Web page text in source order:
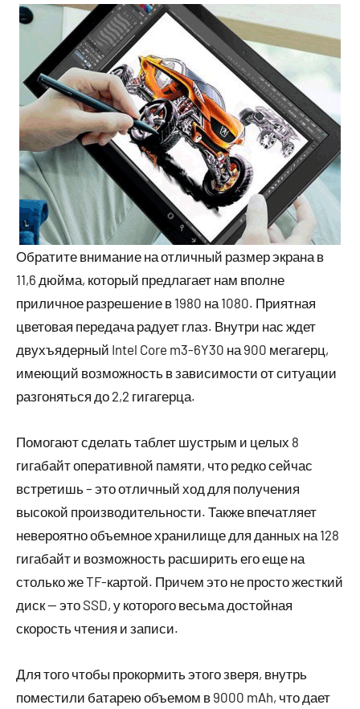
Обратите внимание на отличный размер экрана в
11,6 дюйма, который предлагает нам вполне
приличное разрешение в 1980 на 1080. Приятная
цветовая передача радует глаз. Внутри нас ждет
двухъядерный Intel Core m3-6Y30 на 900 мегагерц,
имеющий возможность в зависимости от ситуации
разгоняться до 2,2 гигагерца.
Помогают сделать таблет шустрым и целых 8
гигабайт оперативной памяти, что редко сейчас
встретишь – это отличный ход для получения
высокой производительности. Также впечатляет
невероятно объемное хранилище для данных на 128
гигабайт и возможность расширить его еще на
столько же TF-картой. Причем это не просто жесткий
диск — это SSD, у которого весьма достойная
скорость чтения и записи.
Для того чтобы прокормить этого зверя, внутрь
поместили батарею объемом в 9000 mAh, что дает